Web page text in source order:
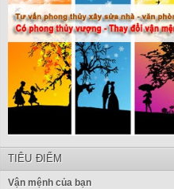
TIÊU ĐIỂM
Vận mệnh của bạn